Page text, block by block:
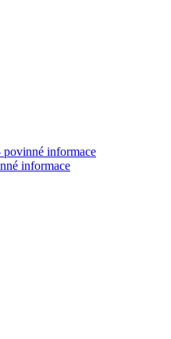
povinné informace
informace